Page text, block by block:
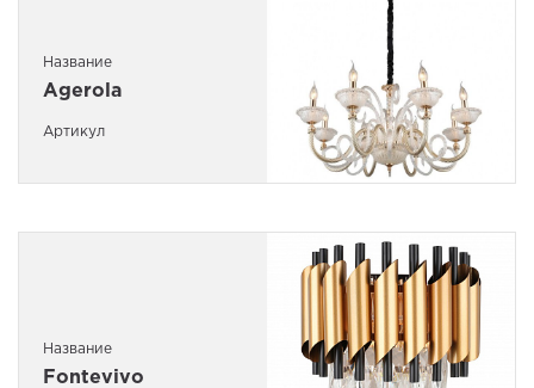
Название
Agerola
Артикул
Название
Fontevivo